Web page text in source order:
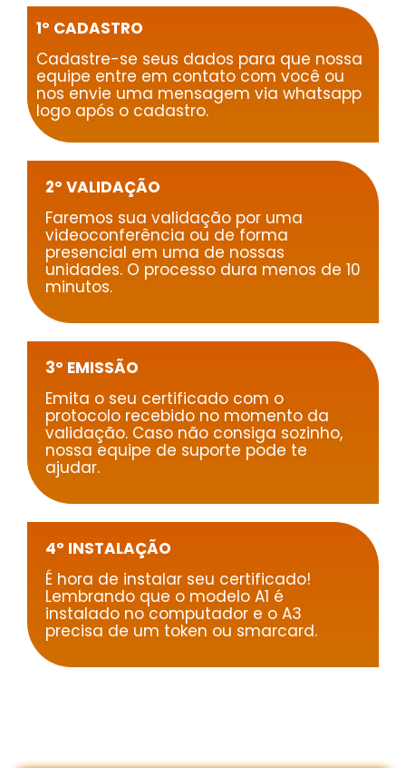
1º CADASTRO
Cadastre-se seus dados para que nossa
equipe entre em contato com você ou
nos envie uma mensagem via whatsapp
logo após o cadastro.
2º VALIDAÇÃO
Faremos sua validação por uma
videoconferência ou de forma
presencial em uma de nossas
unidades. O processo dura menos de 10
minutos.
3º EMISSÃO
Emita o seu certificado com o
protocolo recebido no momento da
validação. Caso não consiga sozinho,
nossa equipe de suporte pode te
ajudar.
4º INSTALAÇÃO
É hora de instalar seu certificado!
Lembrando que o modelo A1 é
instalado no computador e o A3
precisa de um token ou smarcard.